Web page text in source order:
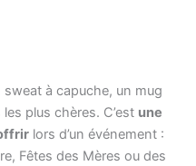
à capuche, un mug
plus chères. C’est une
lors d’un événement :
Fêtes des Mères ou des